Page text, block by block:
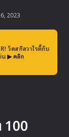
ทำมิชชันใน
อ รับชมพร้อมซับ
2023
วัดสกิลวาไรตี้กับ
▶ คลิก